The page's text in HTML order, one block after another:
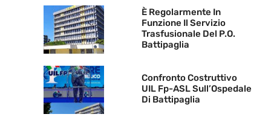
È Regolarmente In
Funzione Il Servizio
Trasfusionale Del P.O.
Battipaglia
Confronto Costruttivo
UIL Fp-ASL Sull’Ospedale
Di Battipaglia